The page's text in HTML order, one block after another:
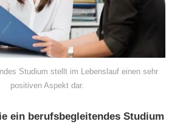
Studium stellt im Lebenslauf einen sehr
positiven Aspekt dar.
ein berufsbegleitendes Studium